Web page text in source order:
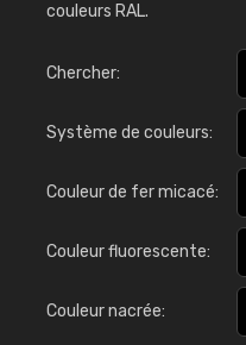
couleurs RAL.
Chercher:
Système de couleurs:
Couleur de fer micacé:
Couleur fluorescente:
Couleur nacrée: